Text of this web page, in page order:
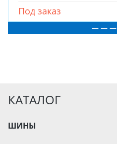
Под заказ
— — —
КАТАЛОГ
ШИНЫ